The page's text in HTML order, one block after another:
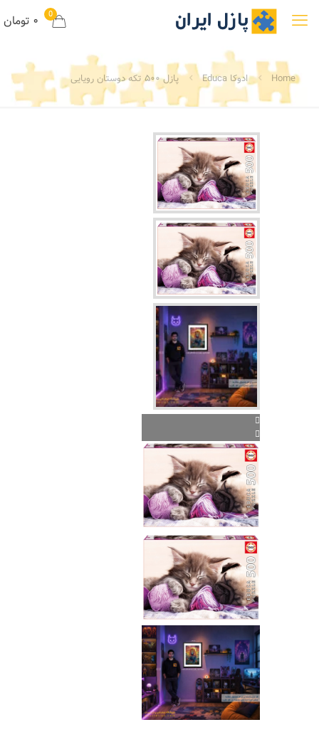
0 ۰ تومان
Home ادوکا Educa پازل ۵۰۰ تکه دوستان رویایی